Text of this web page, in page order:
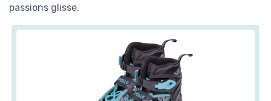
passions glisse.